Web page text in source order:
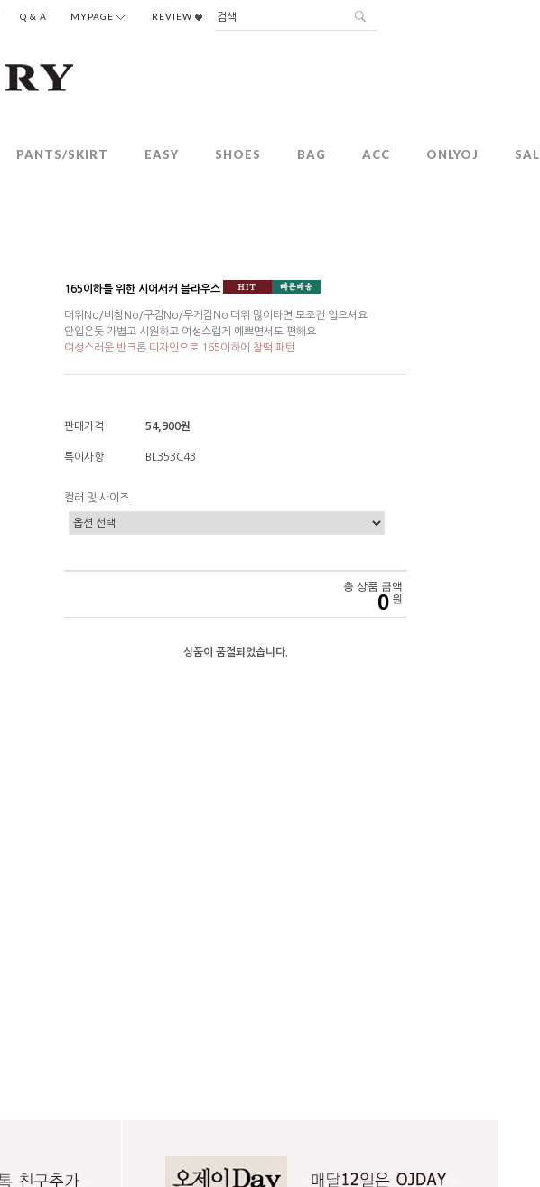
Q & A MYPAGE REVIEW
PANTS/SKIRT EASY SHOES BAG ACC ONLYOJ
165이하를 위한 시어서커 블라우스
더위No/비침No/구김No/무게감No 더위 많이타면 모조건 입으셔요
안입은듯 가볍고 시원하고 여성스럽게 예쁘면서도 편해요
여성스러운 반크롭 디자인으로 165이하에 찰떡 패턴
판매가격 54,900원
특이사항 BL353C43
컬러 및 사이즈
총 상품 금액
0 원
상품이 품절되었습니다.